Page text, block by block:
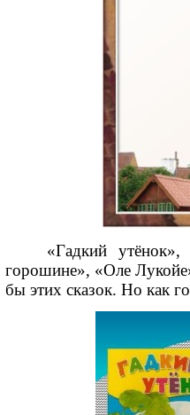
«Гадкий
горошине», «Оле
бы этих сказок. Но как